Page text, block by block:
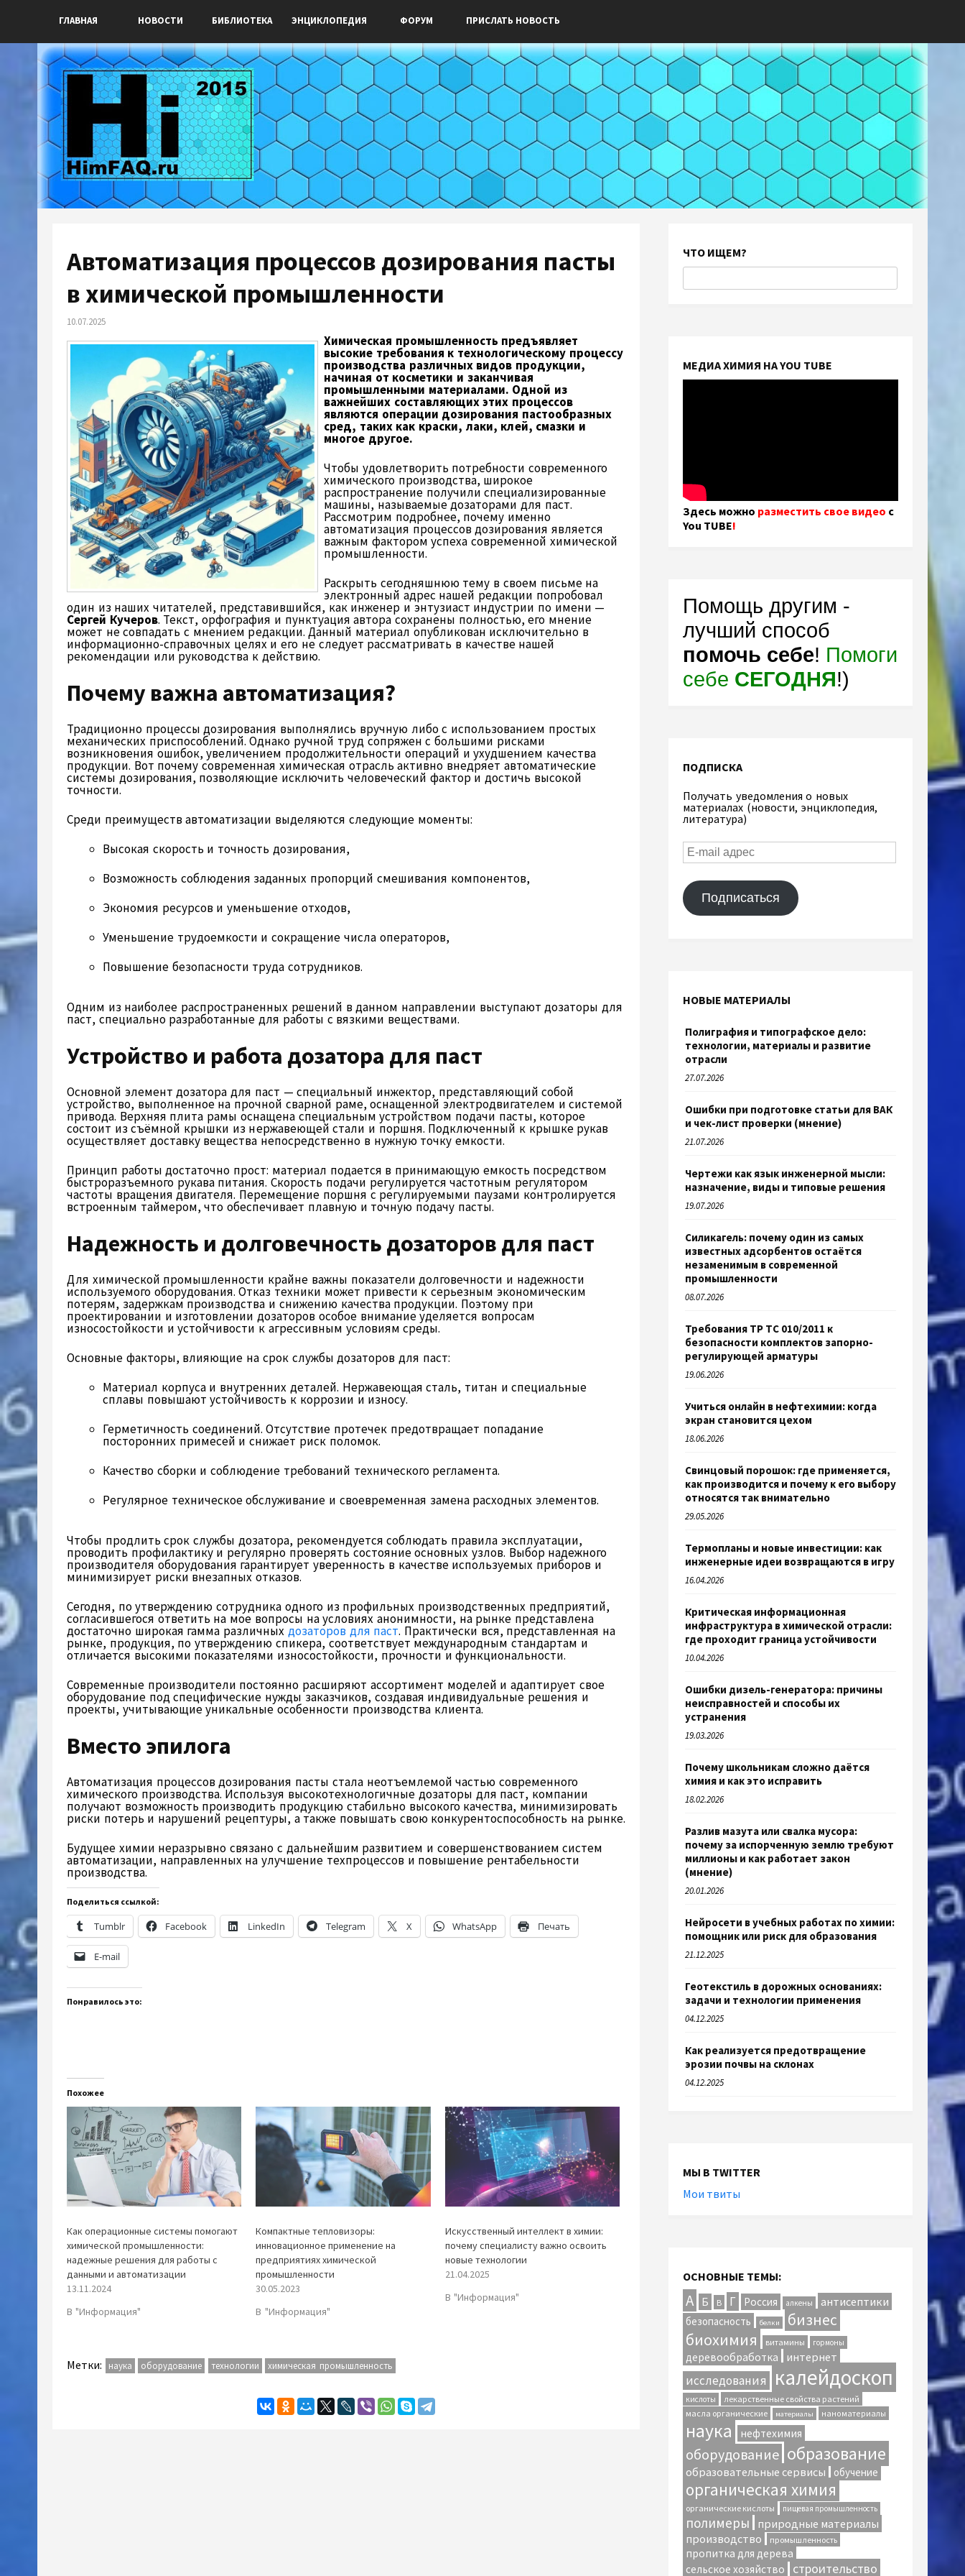
ГЛАВНАЯ НОВОСТИ БИБЛИОТЕКА ЭНЦИКЛОПЕДИЯ ФОРУМ ПРИСЛАТЬ НОВОСТЬ
Автоматизация процессов дозирования пасты
в химической промышленности
10.07.2025
Химическая промышленность предъявляет
высокие требования к технологическому процессу
производства различных видов продукции,
начиная от косметики и заканчивая
промышленными материалами. Одной из
важнейших составляющих этих процессов
являются операции дозирования пастообразных
сред, таких как краски, лаки, клей, смазки и
многое другое.
Чтобы удовлетворить потребности современного
химического производства, широкое
распространение получили специализированные
машины, называемые дозаторами для паст.
Рассмотрим подробнее, почему именно
автоматизация процессов дозирования является
важным фактором успеха современной химической
промышленности.
Раскрыть сегодняшнюю тему в своем письме на
электронный адрес нашей редакции попробовал
один из наших читателей, представившийся, как инженер и энтузиаст индустрии по имени —
Сергей Кучеров. Текст, орфография и пунктуация автора сохранены полностью, его мнение
может не совпадать с мнением редакции. Данный материал опубликован исключительно в
информационно-справочных целях и его не следует рассматривать в качестве нашей
рекомендации или руководства к действию.
Почему важна автоматизация?
Традиционно процессы дозирования выполнялись вручную либо с использованием простых
механических приспособлений. Однако ручной труд сопряжен с большими рисками
возникновения ошибок, увеличением продолжительности операций и ухудшением качества
продукции. Вот почему современная химическая отрасль активно внедряет автоматические
системы дозирования, позволяющие исключить человеческий фактор и достичь высокой
точности.
Среди преимуществ автоматизации выделяются следующие моменты:
Высокая скорость и точность дозирования,
Возможность соблюдения заданных пропорций смешивания компонентов,
Экономия ресурсов и уменьшение отходов,
Уменьшение трудоемкости и сокращение числа операторов,
Повышение безопасности труда сотрудников.
Одним из наиболее распространенных решений в данном направлении выступают дозаторы для
паст, специально разработанные для работы с вязкими веществами.
Устройство и работа дозатора для паст
Основной элемент дозатора для паст — специальный инжектор, представляющий собой
устройство, выполненное на прочной сварной раме, оснащенной электродвигателем и системой
привода. Верхняя плита рамы оснащена специальным устройством подачи пасты, которое
состоит из съёмной крышки из нержавеющей стали и поршня. Подключенный к крышке рукав
осуществляет доставку вещества непосредственно в нужную точку емкости.
Принцип работы достаточно прост: материал подается в принимающую емкость посредством
быстроразъемного рукава питания. Скорость подачи регулируется частотным регулятором
частоты вращения двигателя. Перемещение поршня с регулируемыми паузами контролируется
встроенным таймером, что обеспечивает плавную и точную подачу пасты.
Надежность и долговечность дозаторов для паст
Для химической промышленности крайне важны показатели долговечности и надежности
используемого оборудования. Отказ техники может привести к серьезным экономическим
потерям, задержкам производства и снижению качества продукции. Поэтому при
проектировании и изготовлении дозаторов особое внимание уделяется вопросам
износостойкости и устойчивости к агрессивным условиям среды.
Основные факторы, влияющие на срок службы дозаторов для паст:
Материал корпуса и внутренних деталей. Нержавеющая сталь, титан и специальные
сплавы повышают устойчивость к коррозии и износу.
Герметичность соединений. Отсутствие протечек предотвращает попадание
посторонних примесей и снижает риск поломок.
Качество сборки и соблюдение требований технического регламента.
Регулярное техническое обслуживание и своевременная замена расходных элементов.
Чтобы продлить срок службы дозатора, рекомендуется соблюдать правила эксплуатации,
проводить профилактику и регулярно проверять состояние основных узлов. Выбор надежного
производителя оборудования гарантирует уверенность в качестве используемых приборов и
минимизирует риски внезапных отказов.
Сегодня, по утверждению сотрудника одного из профильных производственных предприятий,
согласившегося ответить на мое вопросы на условиях анонимности, на рынке представлена
достаточно широкая гамма различных дозаторов для паст. Практически вся, представленная на
рынке, продукция, по утверждению спикера, соответствует международным стандартам и
отличается высокими показателями износостойкости, прочности и функциональности.
Современные производители постоянно расширяют ассортимент моделей и адаптирует свое
оборудование под специфические нужды заказчиков, создавая индивидуальные решения и
проекты, учитывающие уникальные особенности производства клиента.
Вместо эпилога
Автоматизация процессов дозирования пасты стала неотъемлемой частью современного
химического производства. Используя высокотехнологичные дозаторы для паст, компании
получают возможность производить продукцию стабильно высокого качества, минимизировать
риски потерь и нарушений рецептуры, а также повышать свою конкурентоспособность на рынке.
Будущее химии неразрывно связано с дальнейшим развитием и совершенствованием систем
автоматизации, направленных на улучшение техпроцессов и повышение рентабельности
производства.
Поделиться ссылкой:
Tumblr Facebook LinkedIn Telegram X WhatsApp Печать
E-mail
Понравилось это:
Похожее
Как операционные системы помогают
химической промышленности:
надежные решения для работы с
данными и автоматизации
13.11.2024
В "Информация"
Компактные тепловизоры:
инновационное применение на
предприятиях химической
промышленности
30.05.2023
В "Информация"
Искусственный интеллект в химии:
почему специалисту важно освоить
новые технологии
21.04.2025
В "Информация"
Метки: наука оборудование технологии химическая промышленность
ЧТО ИЩЕМ?
МЕДИА ХИМИЯ НА YOU TUBE
Здесь можно разместить свое видео с
You TUBE!
Помощь другим -
лучший способ
помочь себе! Помоги
себе СЕГОДНЯ!)
ПОДПИСКА
Получать уведомления о новых
материалах (новости, энциклопедия,
литература)
Подписаться
НОВЫЕ МАТЕРИАЛЫ
Полиграфия и типографское дело:
технологии, материалы и развитие
отрасли
27.07.2026
Ошибки при подготовке статьи для ВАК
и чек-лист проверки (мнение)
21.07.2026
Чертежи как язык инженерной мысли:
назначение, виды и типовые решения
19.07.2026
Силикагель: почему один из самых
известных адсорбентов остаётся
незаменимым в современной
промышленности
08.07.2026
Требования ТР ТС 010/2011 к
безопасности комплектов запорно-
регулирующей арматуры
19.06.2026
Учиться онлайн в нефтехимии: когда
экран становится цехом
18.06.2026
Свинцовый порошок: где применяется,
как производится и почему к его выбору
относятся так внимательно
29.05.2026
Термопланы и новые инвестиции: как
инженерные идеи возвращаются в игру
16.04.2026
Критическая информационная
инфраструктура в химической отрасли:
где проходит граница устойчивости
10.04.2026
Ошибки дизель-генератора: причины
неисправностей и способы их
устранения
19.03.2026
Почему школьникам сложно даётся
химия и как это исправить
18.02.2026
Разлив мазута или свалка мусора:
почему за испорченную землю требуют
миллионы и как работает закон
(мнение)
20.01.2026
Нейросети в учебных работах по химии:
помощник или риск для образования
21.12.2025
Геотекстиль в дорожных основаниях:
задачи и технологии применения
04.12.2025
Как реализуется предотвращение
эрозии почвы на склонах
04.12.2025
МЫ В TWITTER
Мои твиты
ОСНОВНЫЕ ТЕМЫ:
А Б В Г Россия алкены антисептики
безопасность белки бизнес
биохимия витамины гормоны
деревообработка интернет
исследования калейдоскоп
кислоты
лекарственные свойства растений
масла органические
материалы наноматериалы
наука нефтехимия
оборудование образование
образовательные сервисы обучение
органическая химия
органические кислоты пищевая промышленность
полимеры
природные материалы
производство
промышленность
пропитка для дерева
сельское хозяйство
строительство